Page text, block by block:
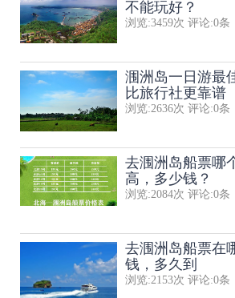
不能玩好？
浏览:3459次 评论:0条
涠洲岛一日游最
比旅行社更靠谱
浏览:2636次 评论:0条
去涠洲岛船票哪
高，多少钱？
浏览:2084次 评论:0条
去涠洲岛船票在
钱，多久到
浏览:2153次 评论:0条